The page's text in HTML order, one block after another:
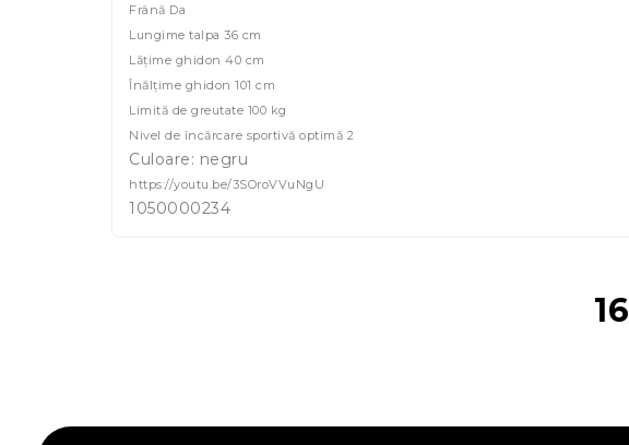
Frână Da
Lungime talpa 36 cm
Lățime ghidon 40 cm
Înălțime ghidon 101 cm
Limită de greutate 100 kg
Nivel de încărcare sportivă optimă 2
Culoare: negru
https://youtu.be/3SOroVVuNgU
1050000234